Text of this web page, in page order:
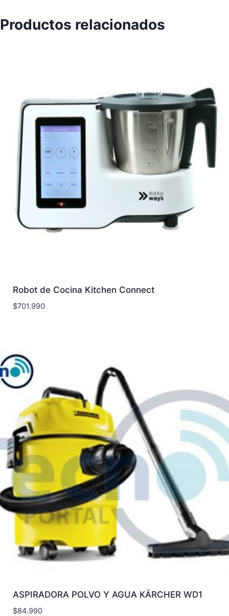
Productos relacionados
Robot de Cocina Kitchen Connect
$701.990
ASPIRADORA POLVO Y AGUA KÄRCHER WD1
$84.990